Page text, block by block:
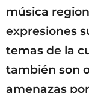
música
expresiones
temas de la
también son
amenazas